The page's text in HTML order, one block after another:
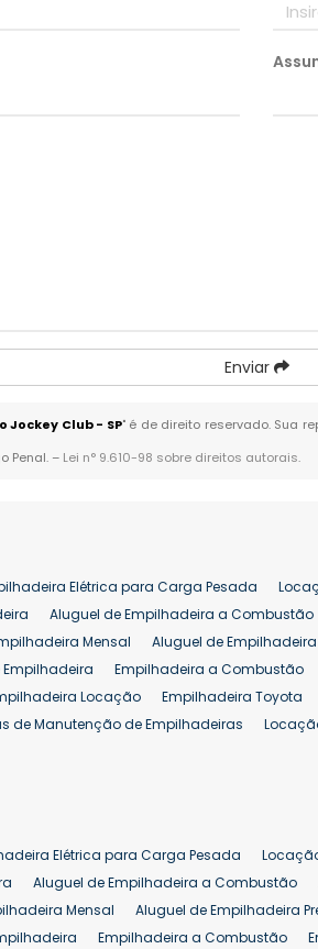
Enviar
Club - SP" é de direito reservado. Sua
Penal. – Lei n° 9.610-98 sobre direitos autorais.
Elétrica para Carga Pesada
Aluguel de Empilhadeira a Combustão
Mensal Aluguel de Empilhadeira
Empilhadeira a Combustão
Locação Empilhadeira Toyota
de Manutenção de Empilhadeiras
25 ton Comprar Empilhadeira 25 ton
Elétrica para Carga Pesada
Aluguel de Empilhadeira a Combustão
Mensal Aluguel de Empilhadeira
Empilhadeira a Combustão